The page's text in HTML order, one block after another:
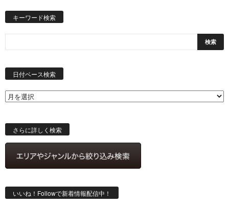
キーワード検索
日付ベース検索
さらに詳しく検索
いいね！Followで新着情報配信中！